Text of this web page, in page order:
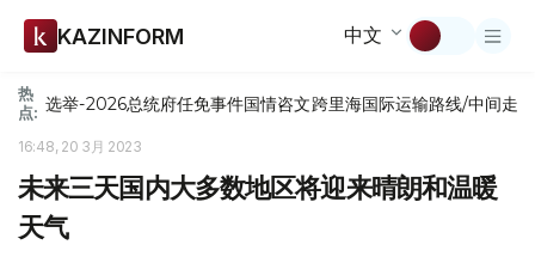
KAZINFORM 中文
热
点: 选举-2026总统府任免事件国情咨文跨里海国际运输路线/中间走廊
16:48, 20 3月 2023
未来三天国内大多数地区将迎来晴朗和温暖
天气